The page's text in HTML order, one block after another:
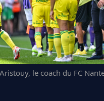
le coach du FC